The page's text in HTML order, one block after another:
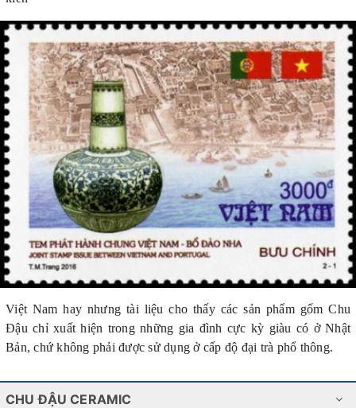
Việt Nam hay nhưng tài liệu cho thấy các sản phẩm gốm Chu
Đậu chỉ xuất hiện trong những gia đình cực kỳ giàu có ở Nhật
Bản, chứ không phải được sử dụng ở cấp độ đại trà phổ thông.
CHU ĐẬU CERAMIC